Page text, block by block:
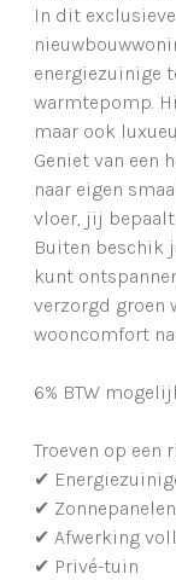
In dit
energiezuinige
warmtepomp.
maar ook
Geniet van een
naar eigen
vloer, jij
Buiten beschik
kunt
verzorgd groen
wooncomfort
6% BTW
Troeven op een
✔
✔
✔ Afwerking
✔ Privé-tuin